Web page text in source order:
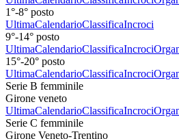
1°-8° posto
UltimaCalendarioClassificaIncroci
9°-14° posto
UltimaCalendarioClassificaIncroci
15°-20° posto
UltimaCalendarioClassificaIncroci
Serie B femminile
Girone veneto
UltimaCalendarioClassificaIncroci
Serie C femminile
Girone Veneto-Trentino